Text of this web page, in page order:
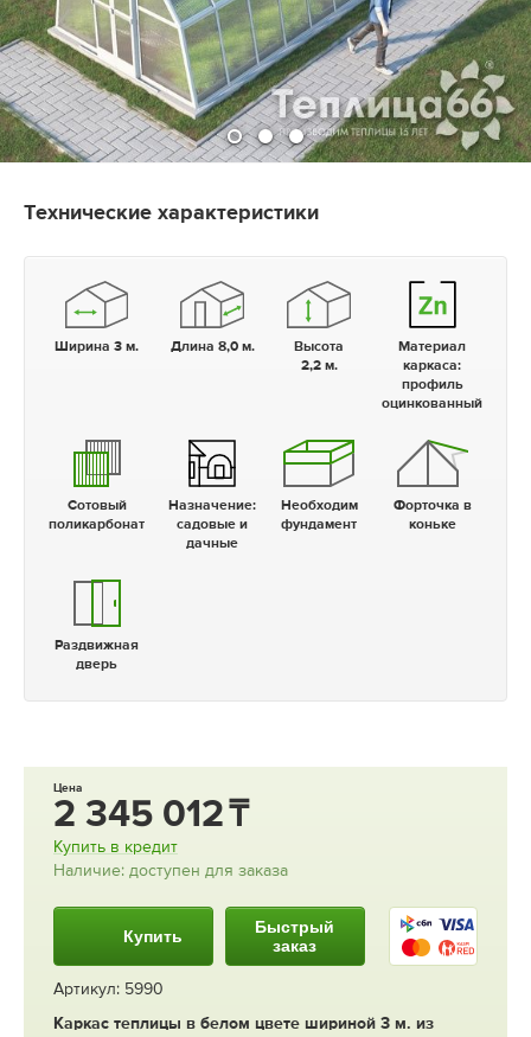
Технические характеристики
Ширина 3 м. Длина 8,0 м.
Высота
2,2 м.
Материал
каркаса:
профиль
оцинкованный
Сотовый
поликарбонат
Назначение:
садовые и
дачные
Необходим
фундамент
Форточка в
коньке
Раздвижная
дверь
Цена
2 345 012
Купить в кредит
Наличие: доступен для заказа
Купить
Быстрый
заказ
Артикул: 5990
Каркас теплицы в белом цвете шириной 3 м. из